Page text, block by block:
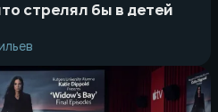
стрелял бы в детей